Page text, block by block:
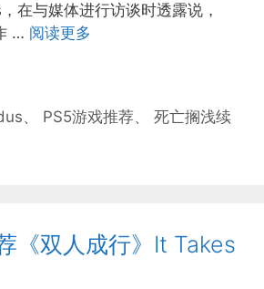
在与媒体进行访谈时透露说，
… 阅读更多
、 PS5游戏推荐、死亡搁浅续
《双人成行》It Takes